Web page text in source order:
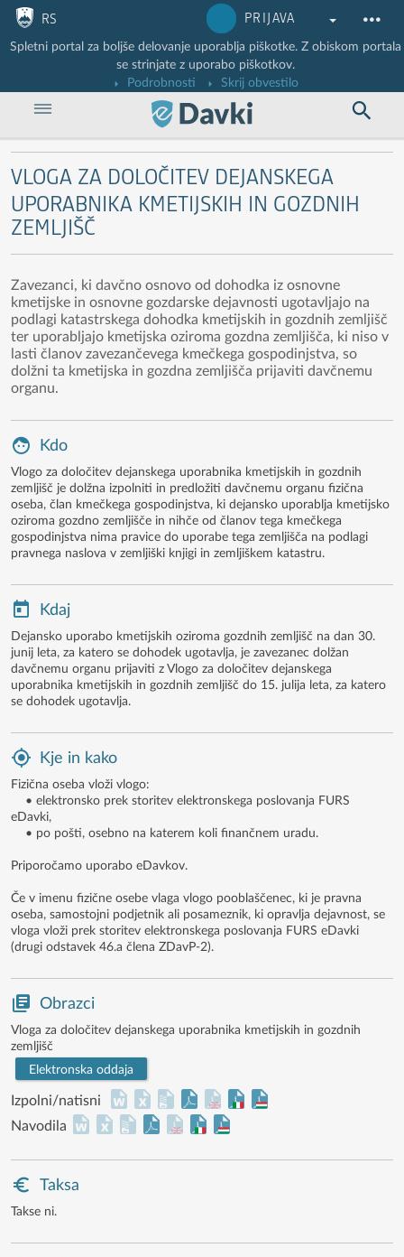
Nadaljuj na vsebino
Nadaljuj na vsebino zaprtega portala
RS PRIJAVA
Spletni portal za boljše delovanje uporablja piškotke. Z obiskom portala
se strinjate z uporabo piškotkov.
Podrobnosti
Skrij obvestilo
VLOGA ZA DOLOČITEV DEJANSKEGA
UPORABNIKA KMETIJSKIH IN GOZDNIH
ZEMLJIŠČ
Zavezanci, ki davčno osnovo od dohodka iz osnovne
kmetijske in osnovne gozdarske dejavnosti ugotavljajo na
podlagi katastrskega dohodka kmetijskih in gozdnih zemljišč
ter uporabljajo kmetijska oziroma gozdna zemljišča, ki niso v
lasti članov zavezančevega kmečkega gospodinjstva, so
dolžni ta kmetijska in gozdna zemljišča prijaviti davčnemu
organu.
Kdo
Vlogo za določitev dejanskega uporabnika kmetijskih in gozdnih
zemljišč je dolžna izpolniti in predložiti davčnemu organu fizična
oseba, član kmečkega gospodinjstva, ki dejansko uporablja kmetijsko
oziroma gozdno zemljišče in nihče od članov tega kmečkega
gospodinjstva nima pravice do uporabe tega zemljišča na podlagi
pravnega naslova v zemljiški knjigi in zemljiškem katastru.
Kdaj
Dejansko uporabo kmetijskih oziroma gozdnih zemljišč na dan 30.
junij leta, za katero se dohodek ugotavlja, je zavezanec dolžan
davčnemu organu prijaviti z Vlogo za določitev dejanskega
uporabnika kmetijskih in gozdnih zemljišč do 15. julija leta, za katero
se dohodek ugotavlja.
Kje in kako
Fizična oseba vloži vlogo:
• elektronsko prek storitev elektronskega poslovanja FURS
eDavki,
• po pošti, osebno na katerem koli finančnem uradu.
Priporočamo uporabo eDavkov.
Če v imenu fizične osebe vlaga vlogo pooblaščenec, ki je pravna
oseba, samostojni podjetnik ali posameznik, ki opravlja dejavnost, se
vloga vloži prek storitev elektronskega poslovanja FURS eDavki
(drugi odstavek 46.a člena ZDavP-2).
Obrazci
Vloga za določitev dejanskega uporabnika kmetijskih in gozdnih
zemljišč
Elektronska oddaja
Izpolni/natisni
Navodila
Taksa
Takse ni.